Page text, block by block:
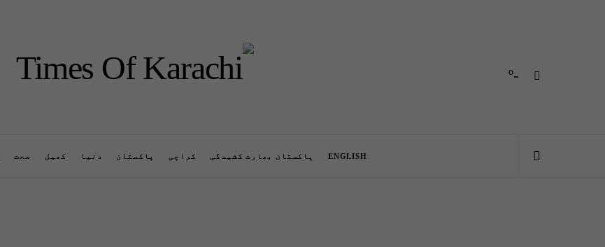
-º
ENGLISH پاکستان بھارت کشیدگی کراچی پاکستان دنیا کھیل صحت